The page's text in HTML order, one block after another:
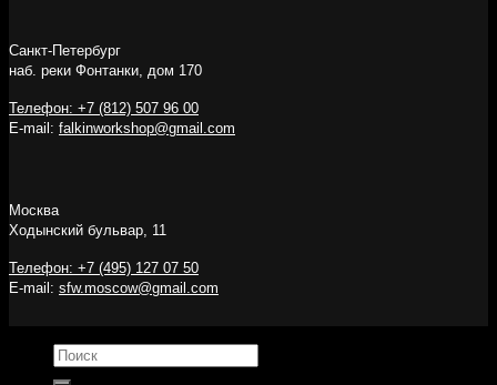
Санкт-Петербург
наб. реки Фонтанки, дом 170
Телефон: +7 (812) 507 96 00
E-mail: falkinworkshop@gmail.com
Москва
Ходынский бульвар, 11
Телефон: +7 (495) 127 07 50
E-mail: sfw.moscow@gmail.com
Искать: